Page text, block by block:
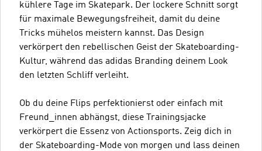
kühlere Tage im Skatepark. Der lockere Schnitt sorgt
für maximale Bewegungsfreiheit, damit du deine
Tricks mühelos meistern kannst. Das Design
verkörpert den rebellischen Geist der Skateboarding-
Kultur, während das adidas Branding deinem Look
den letzten Schliff verleiht.
Ob du deine Flips perfektionierst oder einfach mit
Freund_innen abhängst, diese Trainingsjacke
verkörpert die Essenz von Actionsports. Zeig dich in
der Skateboarding-Mode von morgen und lass deinen